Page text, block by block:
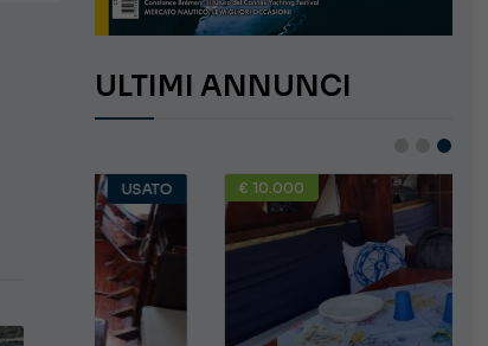
ULTIMI ANNUNCI
€ 10.000 USATO